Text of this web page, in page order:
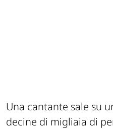
Una cantante sale su
decine di migliaia di